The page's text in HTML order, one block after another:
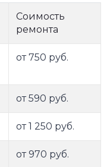
Соимость
ремонта
от 750 руб.
от 590 руб.
от 1 250 руб.
от 970 руб.